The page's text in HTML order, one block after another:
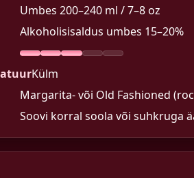
Umbes 200–240 ml / 7–8 oz
Alkoholisisaldus umbes 15–20%
Külm
Margarita- või Old Fashioned
Soovi korral soola või suhkruga